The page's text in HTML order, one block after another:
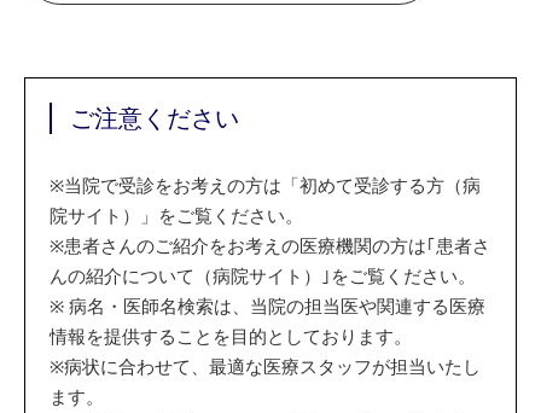
ご注意ください
※当院で受診をお考えの方は「初めて受診する方（病
院サイト）」をご覧ください。
※患者さんのご紹介をお考えの医療機関の方は｢患者さ
んの紹介について（病院サイト）｣をご覧ください。
※ 病名・医師名検索は、当院の担当医や関連する医療
情報を提供することを目的としております。
※病状に合わせて、最適な医療スタッフが担当いたし
ます。